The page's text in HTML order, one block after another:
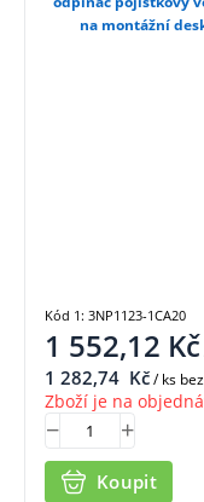
na montážní
1 552,12 Kč
1 282,74 Kč/ ks
Zboží je na
Koupit
Kód 1: 3NP1123-1CA20